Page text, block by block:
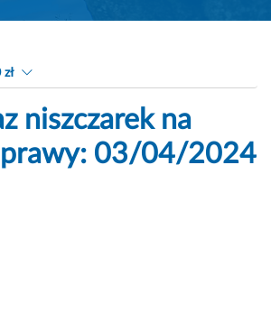
niszczarek na
03/04/2024